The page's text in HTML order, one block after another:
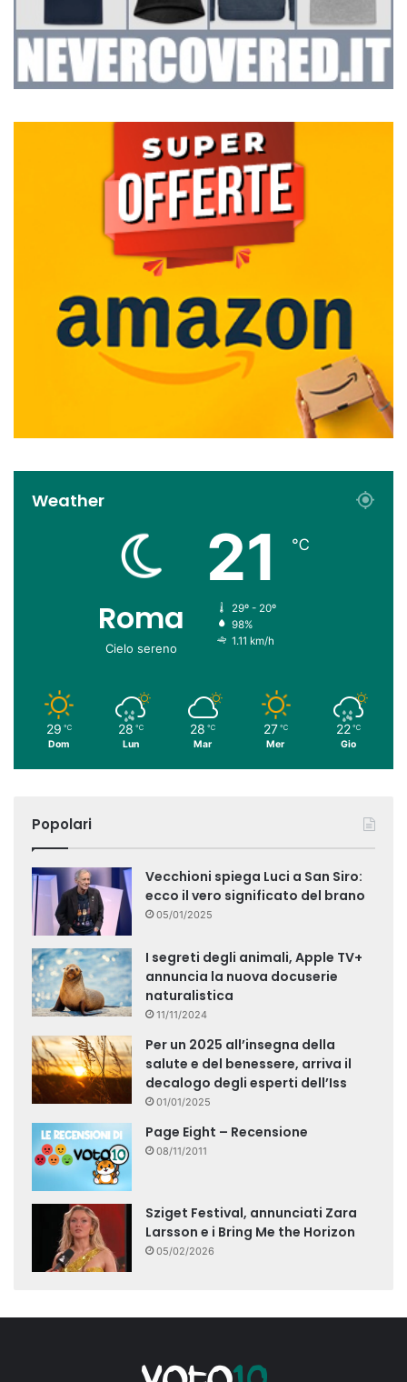
Weather
Roma
Cielo sereno
21 ℃
29º - 20º
98%
1.11 km/h
29 ℃
Dom
28 ℃
Lun
28 ℃
Mar
27 ℃
Mer
22 ℃
Gio
Popolari
Vecchioni spiega Luci a San Siro:
ecco il vero significato del brano
05/01/2025
I segreti degli animali, Apple TV+
annuncia la nuova docuserie
naturalistica
11/11/2024
Per un 2025 all’insegna della
salute e del benessere, arriva il
decalogo degli esperti dell’Iss
01/01/2025
Page Eight – Recensione
08/11/2011
Sziget Festival, annunciati Zara
Larsson e i Bring Me the Horizon
05/02/2026